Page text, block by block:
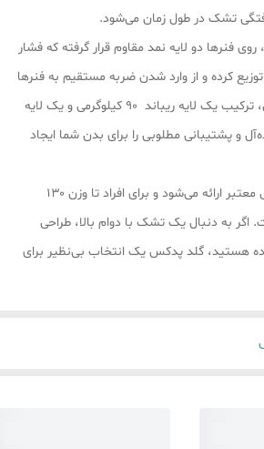
تشک در طول زمان می‌شود.
روی فنرها دو لایه نمد مقاوم قرار گرفته که فشار
کرده و از وارد شدن ضربه مستقیم به فنرها
جلوگیری می‌کند. همچنین، ترکیب یک لایه ریباند ۹۰ کیلوگرمی و یک لایه
ایده‌آل و پشتیبانی مطلوبی را برای بدن شما ایجاد
این تشک با ۶ سال گارانتی معتبر ارائه می‌شود و برای افراد تا وزن ۱۳۰
اگر به دنبال یک تشک با دوام بالا، طراحی
هستید، گلد پدکس یک انتخاب بی‌نظیر برای